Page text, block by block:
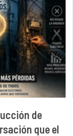
de
que el